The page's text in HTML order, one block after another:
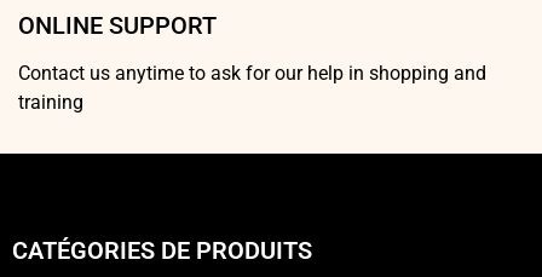
ONLINE SUPPORT
Contact us anytime to ask for our help in shopping and
training
CATÉGORIES DE PRODUITS